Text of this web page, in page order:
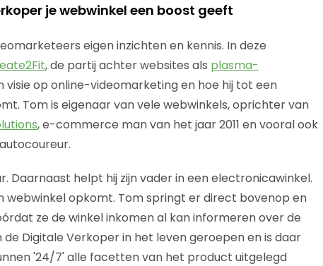
je webwinkel een boost geeft
eigen inzichten en kennis. In deze
, de partij achter websites als plasma-
visie op online-videomarketing en hoe hij tot een
Tom is eigenaar van vele webwinkels, oprichter van
, e-commerce man van het jaar 2011 en vooral ook
Daarnaast helpt hij zijn vader in een electronicawinkel.
opkomt. Tom springt er direct bovenop en
ze de winkel inkomen al kan informeren over de
Digitale Verkoper in het leven geroepen en is daar
'24/7' alle facetten van het product uitgelegd